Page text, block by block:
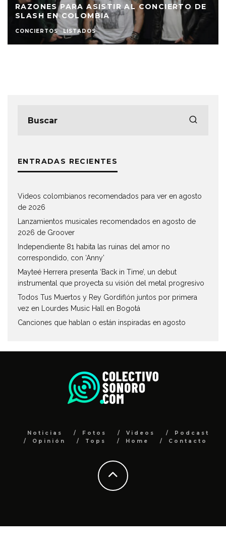
PASSENGER, EL GENIO DETRÁS DEL ÉXITO
MUNDIAL ‘LET HER GO’
RESEÑA
ENTRADAS RECIENTES
Videos colombianos recomendados para ver en agosto
de 2026
Lanzamientos musicales recomendados en agosto de
2026 de Groover
Independiente 81 habita las ruinas del amor no
correspondido, con ‘Anny’
Mayteé Herrera presenta ‘Back in Time’, un debut
instrumental que proyecta su visión del metal progresivo
Todos Tus Muertos y Rey Gordiflón juntos por primera
vez en Lourdes Music Hall en Bogotá
Canciones que hablan o están inspiradas en agosto
Noticias Fotos Videos
Podcast
Opinión
Tops Home Contacto